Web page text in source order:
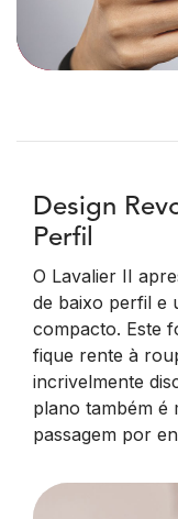
Design
Perfil
O Lavalier II
de baixo perfil e
compacto. Este
fique rente à
incrivelmente
plano também é
passagem por